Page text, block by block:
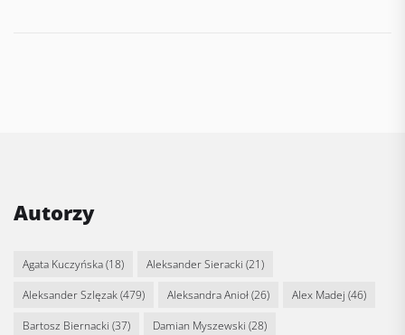
Autorzy
Agata Kuczyńska(18) Aleksander Sieracki (21)
Aleksander Szlęzak(479) Aleksandra Anioł(26) Alex Madej (46)
Bartosz Biernacki (37) Damian Myszewski (28)